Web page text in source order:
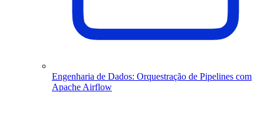
Engenharia de Dados: Orquestração de Pipelines com
Apache Airflow